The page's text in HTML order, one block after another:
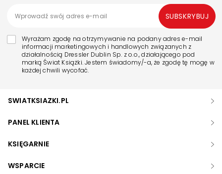
Wyrażam zgodę na otrzymywanie na podany adres e-mail
informacji marketingowych i handlowych związanych z
działalnością Dressler Dublin Sp. z o.o., działającego pod
marką Świat Książki. Jestem świadomy/-a, że zgodę tę mogę w
każdej chwili wycofać.
SUBSKRYBUJ
SWIATKSIAZKI.PL
PANEL KLIENTA
KSIĘGARNIE
WSPARCIE